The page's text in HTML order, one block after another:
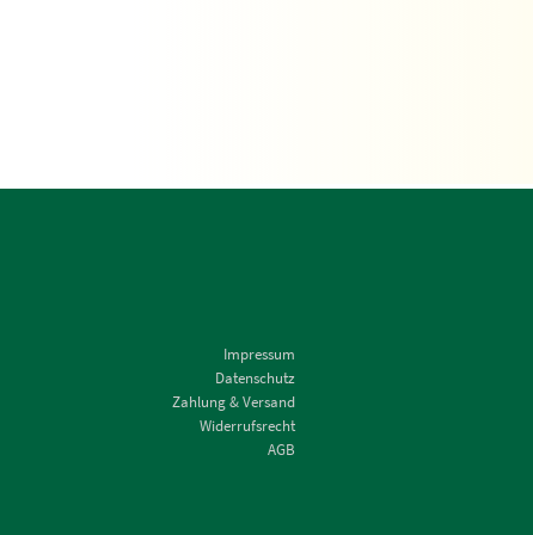
Impressum
Datenschutz
Zahlung & Versand
Widerrufsrecht
AGB